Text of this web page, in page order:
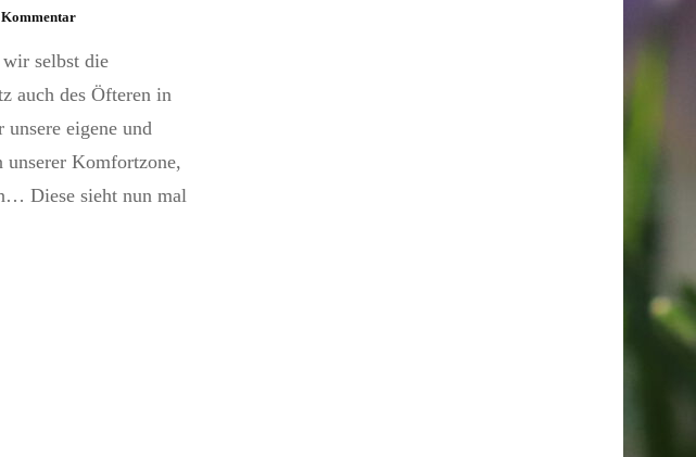
Kommentarzu
sicherer
Weg
selbst die
auch des Öfteren in
eigene und
unserer Komfortzone,
Diese sieht nun mal